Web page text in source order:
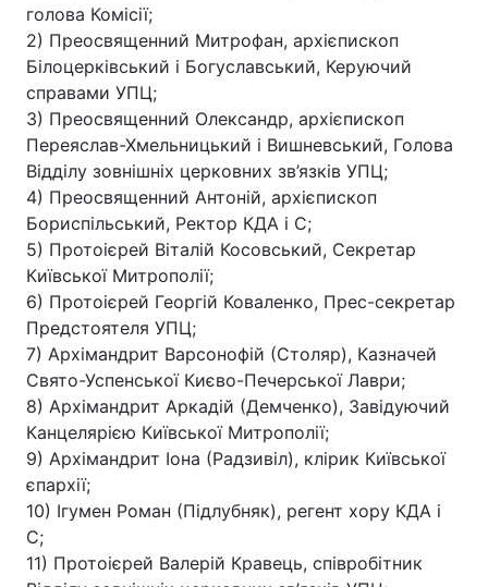
голова Комісії;
2) Преосвященний Митрофан, архієпископ
Білоцерківський і Богуславський, Керуючий
справами УПЦ;
3) Преосвященний Олександр, архієпископ
Переяслав-Хмельницький і Вишневський, Голова
Відділу зовнішніх церковних зв’язків УПЦ;
4) Преосвященний Антоній, архієпископ
Бориспільський, Ректор КДА і С;
5) Протоієрей Віталій Косовський, Секретар
Київської Митрополії;
6) Протоієрей Георгій Коваленко, Прес-секретар
Предстоятеля УПЦ;
7) Архімандрит Варсонофій (Столяр), Казначей
Свято-Успенської Києво-Печерської Лаври;
8) Архімандрит Аркадій (Демченко), Завідуючий
Канцелярією Київської Митрополії;
9) Архімандрит Іона (Радзивіл), клірик Київської
єпархії;
10) Ігумен Роман (Підлубняк), регент хору КДА і
С;
11) Протоієрей Валерій Кравець, співробітник